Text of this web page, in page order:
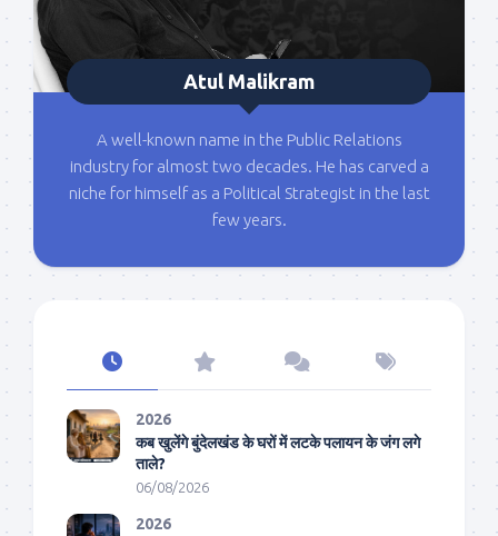
Atul Malikram
A well-known name in the Public Relations
industry for almost two decades. He has carved a
niche for himself as a Political Strategist in the last
few years.
2026
कब खुलेंगे बुंदेलखंड के घरों में लटके पलायन के जंग लगे
ताले?
06/08/2026
2026